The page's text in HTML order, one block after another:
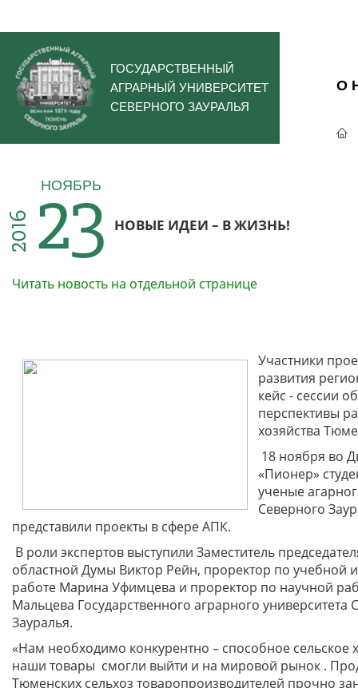
ГОСУДАРСТВЕННЫЙ
АГРАРНЫЙ УНИВЕРСИТЕТ
СЕВЕРНОГО ЗАУРАЛЬЯ
О
2016
НОЯБРЬ
23 НОВЫЕ ИДЕИ – В ЖИЗНЬ!
Читать новость на отдельной странице
Участники
развития
кейс - сессии
перспективы
хозяйства
18 ноября во
«Пионер»
ученые
Северного
представили проекты в сфере АПК.
В роли экспертов выступили Заместитель
областной Думы Виктор Рейн, проректор по учебной
работе Марина Уфимцева и проректор по научной
Мальцева Государственного аграрного университета
Зауралья.
«Нам необходимо конкурентно – способное сельское
наши товары смогли выйти и на мировой рынок .
Тюменских сельхоз товаропроизводителей прочно